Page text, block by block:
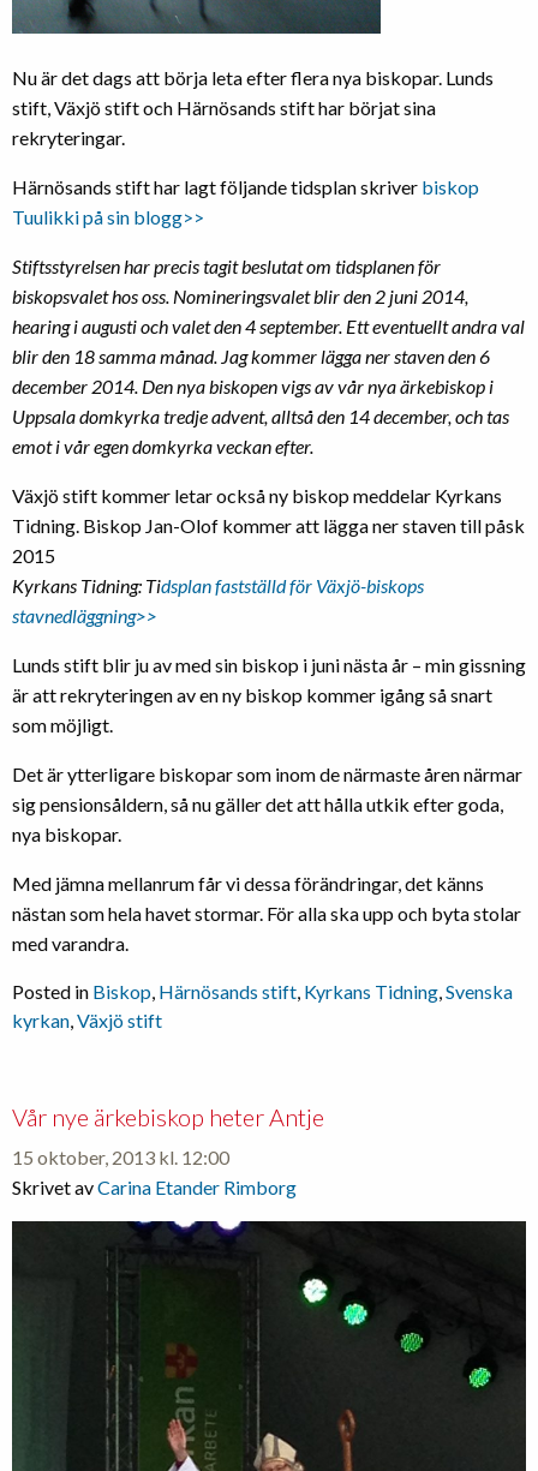
Nu är det dags att börja leta efter flera nya biskopar. Lunds
stift, Växjö stift och Härnösands stift har börjat sina
rekryteringar.
Härnösands stift har lagt följande tidsplan skriver biskop
Tuulikki på sin blogg>>
Stiftsstyrelsen har precis tagit beslutat om tidsplanen för
biskopsvalet hos oss. Nomineringsvalet blir den 2 juni 2014,
hearing i augusti och valet den 4 september. Ett eventuellt andra val
blir den 18 samma månad. Jag kommer lägga ner staven den 6
december 2014. Den nya biskopen vigs av vår nya ärkebiskop i
Uppsala domkyrka tredje advent, alltså den 14 december, och tas
emot i vår egen domkyrka veckan efter.
Växjö stift kommer letar också ny biskop meddelar Kyrkans
Tidning. Biskop Jan-Olof kommer att lägga ner staven till påsk
2015
Kyrkans Tidning: Tidsplan fastställd för Växjö-biskops
stavnedläggning>>
Lunds stift blir ju av med sin biskop i juni nästa år – min gissning
är att rekryteringen av en ny biskop kommer igång så snart
som möjligt.
Det är ytterligare biskopar som inom de närmaste åren närmar
sig pensionsåldern, så nu gäller det att hålla utkik efter goda,
nya biskopar.
Med jämna mellanrum får vi dessa förändringar, det känns
nästan som hela havet stormar. För alla ska upp och byta stolar
med varandra.
Posted in Biskop Härnösands stift Kyrkans Tidning Svenska
kyrkan Växjö stift
Vår nye ärkebiskop heter Antje
15 oktober, 2013 kl. 12:00
Skrivet avCarina Etander Rimborg